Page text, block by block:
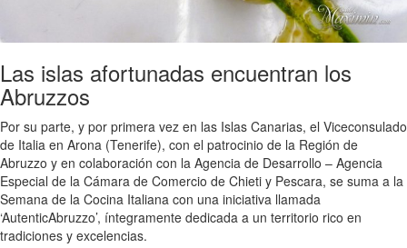
Las islas afortunadas encuentran los
Abruzzos
Por su parte, y por primera vez en las Islas Canarias, el Viceconsulado
de Italia en Arona (Tenerife), con el patrocinio de la Región de
Abruzzo y en colaboración con la Agencia de Desarrollo – Agencia
Especial de la Cámara de Comercio de Chieti y Pescara, se suma a la
Semana de la Cocina Italiana con una iniciativa llamada
‘AutenticAbruzzo’, íntegramente dedicada a un territorio rico en
tradiciones y excelencias.